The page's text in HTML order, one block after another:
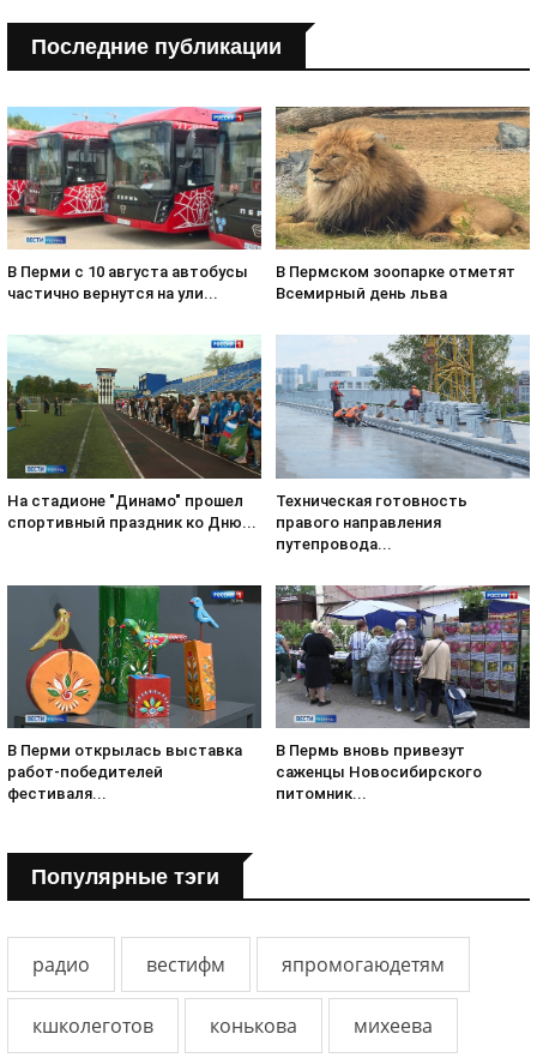
Последние публикации
В Перми с 10 августа автобусы
частично вернутся на ули...
В Пермском зоопарке отметят
Всемирный день льва
На стадионе "Динамо" прошел
спортивный праздник ко Дню...
Техническая готовность
правого направления
путепровода...
В Перми открылась выставка
работ-победителей
фестиваля...
В Пермь вновь привезут
саженцы Новосибирского
питомник...
Популярные тэги
радио вестифм япромогаюдетям
кшколеготов конькова михеева